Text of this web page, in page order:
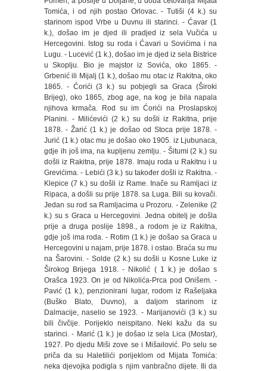
Tomića, i od njih postao Orlovac. - Tutiši (4 k.) su
starinom ispod Vrbe u Duvnu ili starinci. - Ćavar (1
k.), došao im je djed ili pradjed iz sela Vučića u
Hercegovini. Istog su roda i Ćavari u Sovićima i na
Lugu. - Lucević (1 k.), došao im je djed iz sela Bistrice
u Skoplju. Bio je majstor iz Sovića, oko 1865. -
Grbenić ili Mijalj (1 k.), došao mu otac iz Rakitna, oko
1865. - Ćorići (3 k.) su pobjegli sa Graca (Široki
Brijeg), oko 1865, zbog age, na kog je bila napala
njihova krmača. Rod su im Ćorići na Proslapskoj
Planini. - Milićevići (2 k.) su došli iz Rakitna, prije
1878. - Žarić (1 k.) je došao od Stoca prije 1878. -
Jurić (1 k.) otac mu je došao oko 1905. iz Ljubunaca,
gdje ih još ima, na kupljenu zemlju. - Šitumi (2 k.) su
došli iz Rakitna, prije 1878. Imaju roda u Rakitnu i u
Grevićima. - Lebići (3 k.) su također došli iz Rakitna. -
Klepice (7 k.) su došli iz Rame. Inače su Ramljaci iz
Ripaca, a došli su prije 1878. sa Luga. Bili su kovači.
Jedan su rod sa Ramljacima u Prozoru. - Zelenike (2
k.) su s Graca u Hercegovini. Jedna obitelj je došla
prije a druga poslije 1898., a rodom je iz Rakitna,
gdje još ima roda. - Rotim (1 k.) je došao sa Graca u
Hercegovini u najam, prije 1878. i ostao. Braća su mu
na Šarovini. - Solde (2 k.) su došli u Kosne Luke iz
Širokog Brijega 1918. - Nikolić ( 1 k.) je došao s
Orašca 1923. On je od Nikolića-Prca pod Onišem. -
Pavić (1 k.), penzionirani lugar, rodom iz Rašeljaka
(Buško Blato, Duvno), a daljom starinom iz
Dalmacije, naselio se 1923. - Marijanovići (3 k.) su
bili čivčije. Porijeklo neispitano. Neki kažu da su
starinci. - Marić (1 k.) je došao iz sela Lica (Mostar),
1927. Po djedu Miši zove se i Mišailović. Po selu se
priča da su Haletilići porijeklom od Mijata Tomića:
neka djevojka podigla s njim vanbračno dijete. Ili da